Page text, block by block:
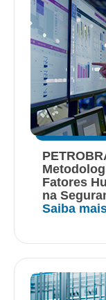
Fatores
na
Saiba